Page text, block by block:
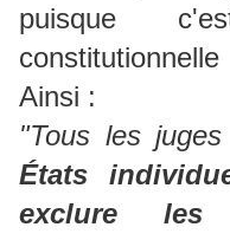
puisque
Ainsi :
"Tous les
États
exclure